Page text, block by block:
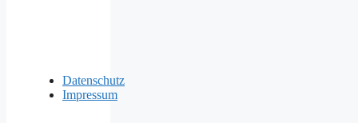
Datenschutz
Impressum